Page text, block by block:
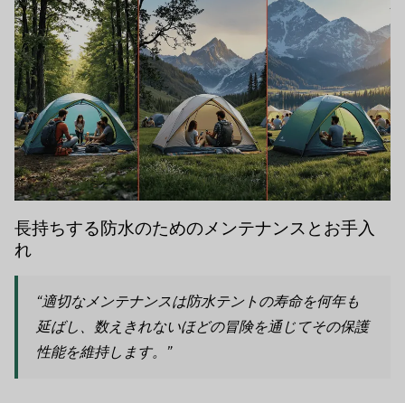
長持ちする防水のためのメンテナンスとお手入
れ
“適切なメンテナンスは防水テントの寿命を何年も
延ばし、数えきれないほどの冒険を通じてその保護
性能を維持します。”